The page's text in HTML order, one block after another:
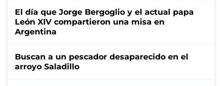
El día que Jorge Bergoglio y el actual papa
León XIV compartieron una misa en
Argentina
Buscan a un pescador desaparecido en el
arroyo Saladillo